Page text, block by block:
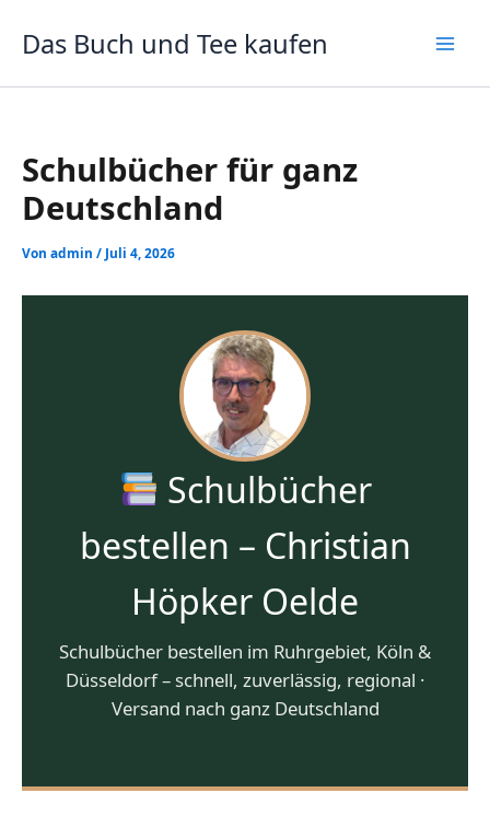
InhaltDas Buch und Tee kaufen
Schulbücher für ganz
Deutschland
Von admin / Juli 4, 2026
Schulbücher
bestellen – Christian
Höpker Oelde
Schulbücher bestellen im Ruhrgebiet, Köln &
Düsseldorf – schnell, zuverlässig, regional ·
Versand nach ganz Deutschland